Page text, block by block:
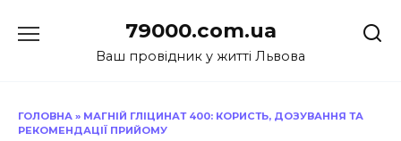
до
79000.com.ua
Ваш провідник у житті Львова
ГОЛОВНА » МАГНІЙ ГЛІЦИНАТ 400: КОРИСТЬ, ДОЗУВАННЯ ТА
РЕКОМЕНДАЦІЇ ПРИЙОМУ